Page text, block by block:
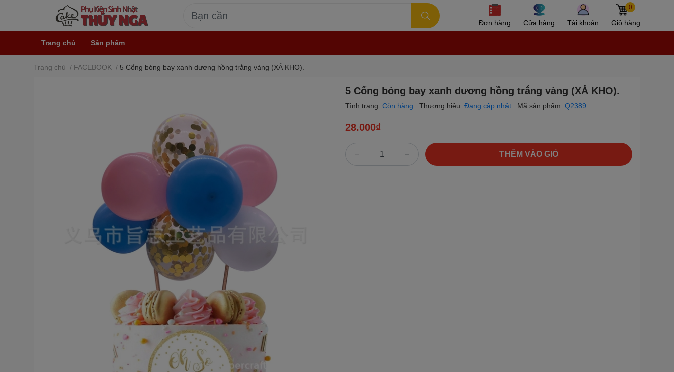
Đơn hàng Cửa hàng Tài khoản
0
Giỏ hàng
Trang chủ Sản phẩm
Trang chủ / FACEBOOK / 5 Cổng bóng bay xanh dương hồng trắng vàng (XẢ KHO).
5 Cổng bóng bay xanh dương hồng trắng vàng (XẢ KHO).
Tình trạng: Còn hàng Thương hiệu: Đang cập nhật Mã sản phẩm: Q2389
28.000₫
THÊM VÀO GIỎ